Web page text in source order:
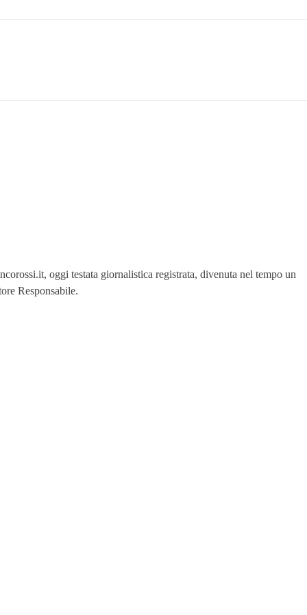
oggi testata giornalistica registrata, divenuta nel tempo un
Responsabile.